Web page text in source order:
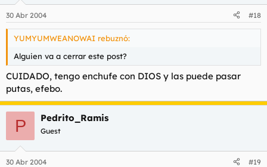
30 Abr 2004 #18
YUMYUMWEANOWAI rebuznó:
Alguien va a cerrar este post?
CUIDADO, tengo enchufe con DIOS y las puede pasar
putas, efebo.
P Pedrito_Ramis
Guest
30 Abr 2004 #19